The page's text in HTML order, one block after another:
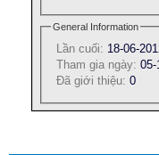
General Information
Lần cuối: 18-06-
Tham gia ngày: 05-
Ðã giới thiệu: 0